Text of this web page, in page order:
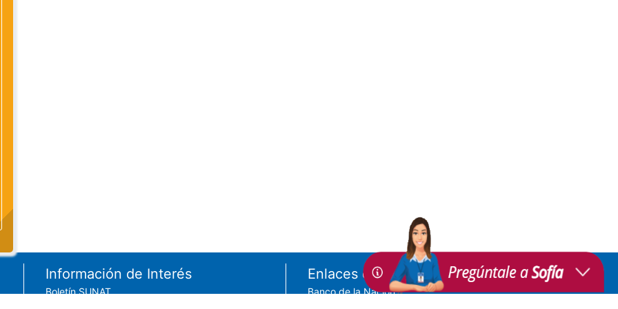
Información de Interés
Boletín SUNAT
Enlaces de Interés
Banco de la Nación